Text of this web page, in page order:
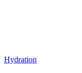
Hydration